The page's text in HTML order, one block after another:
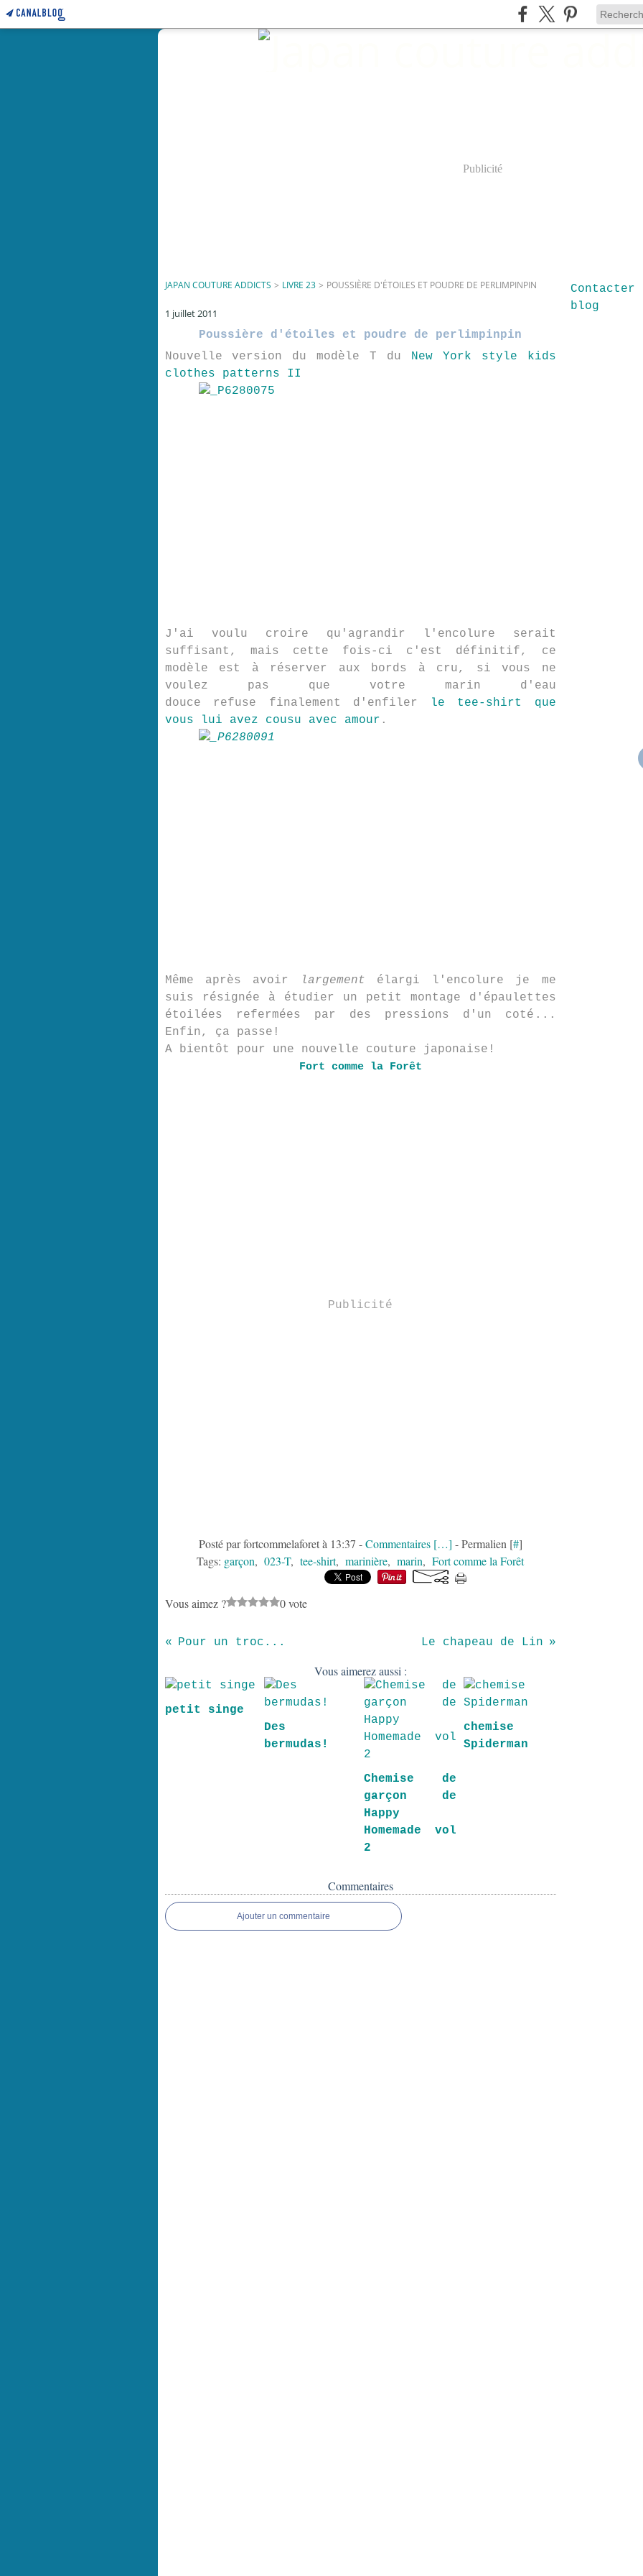
Publicité
JAPAN COUTURE ADDICTS > LIVRE 23 > POUSSIÈRE D'ÉTOILES ET POUDRE DE PERLIMPINPIN
1 juillet 2011
Poussière d'étoiles et poudre de perlimpinpin
Nouvelle version du modèle T du New York style kids
clothes patterns II
J'ai voulu croire qu'agrandir l'encolure serait
suffisant, mais cette fois-ci c'est définitif, ce
modèle est à réserver aux bords à cru, si vous ne
voulez pas que votre marin d'eau
douce refuse finalement d'enfiler
le tee-shirt que
vous lui avez cousu avec amour .
Même après avoir largement élargi l'encolure je me
suis résignée à étudier un petit montage d'épaulettes
étoilées refermées par des pressions d'un coté...
Enfin, ça passe!
A bientôt pour une nouvelle couture japonaise!
Fort comme la Forêt
Publicité
Posté par fortcommelaforet à 13:37 -Commentaires […] - Permalien [#]
Tags: garçon, 023-T, tee-shirt, marinière, marin, Fort comme la Forêt
Vous aimez ? 0 vote
Pour un troc... Le chapeau de Lin
Vous aimerez aussi :
petit singe
Des
bermudas!
Chemise de
garçon de
Happy
Homemade vol
2
chemise
Spiderman
Commentaires
Ajouter un commentaire
blog